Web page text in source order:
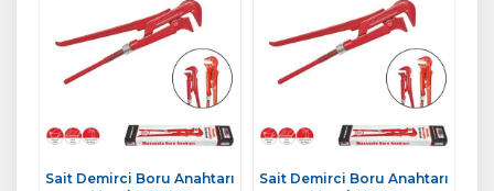
Sait Demirci Boru Anahtarı
Sait Demirci Boru Anahtarı